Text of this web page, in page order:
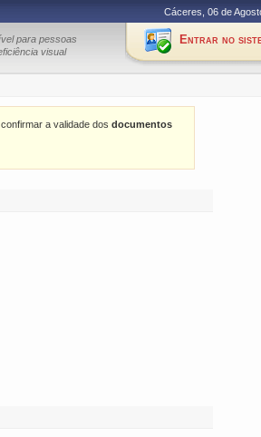
Cáceres, 06 de
para pessoas
visual
Entrar no
a validade dos documentos